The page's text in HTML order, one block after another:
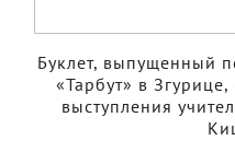
Буклет, выпущенный
«Тарбут» в
выступления